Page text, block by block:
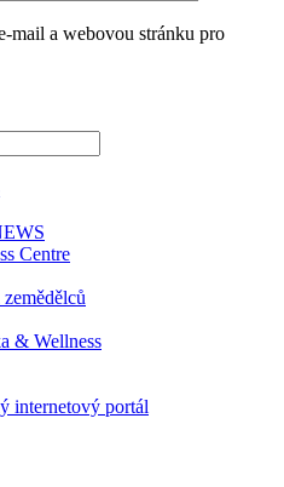
mail a webovou stránku pro